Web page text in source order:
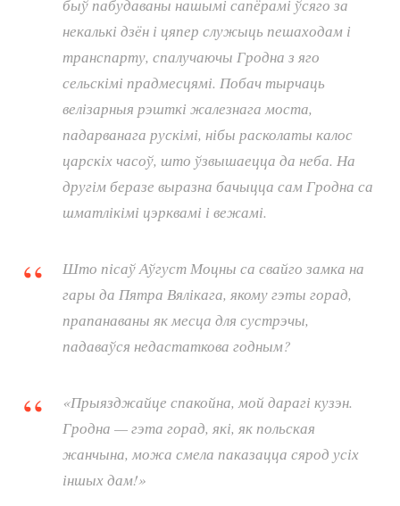
быў пабудаваны нашымі сапёрамі ўсяго за
некалькі дзён і цяпер служыць пешаходам і
транспарту, спалучаючы Гродна з яго
сельскімі прадмесцямі. Побач тырчаць
велізарныя рэшткі жалезнага моста,
падарванага рускімі, нібы расколаты калос
царскіх часоў, што ўзвышаецца да неба. На
другім беразе выразна бачыцца сам Гродна са
шматлікімі цэрквамі і вежамі.
Што пісаў Аўгуст Моцны са свайго замка на
гары да Пятра Вялікага, якому гэты горад,
прапанаваны як месца для сустрэчы,
падаваўся недастаткова годным?
«Прыязджайце спакойна, мой дарагі кузэн.
Гродна — гэта горад, які, як польская
жанчына, можа смела паказацца сярод усіх
іншых дам!»